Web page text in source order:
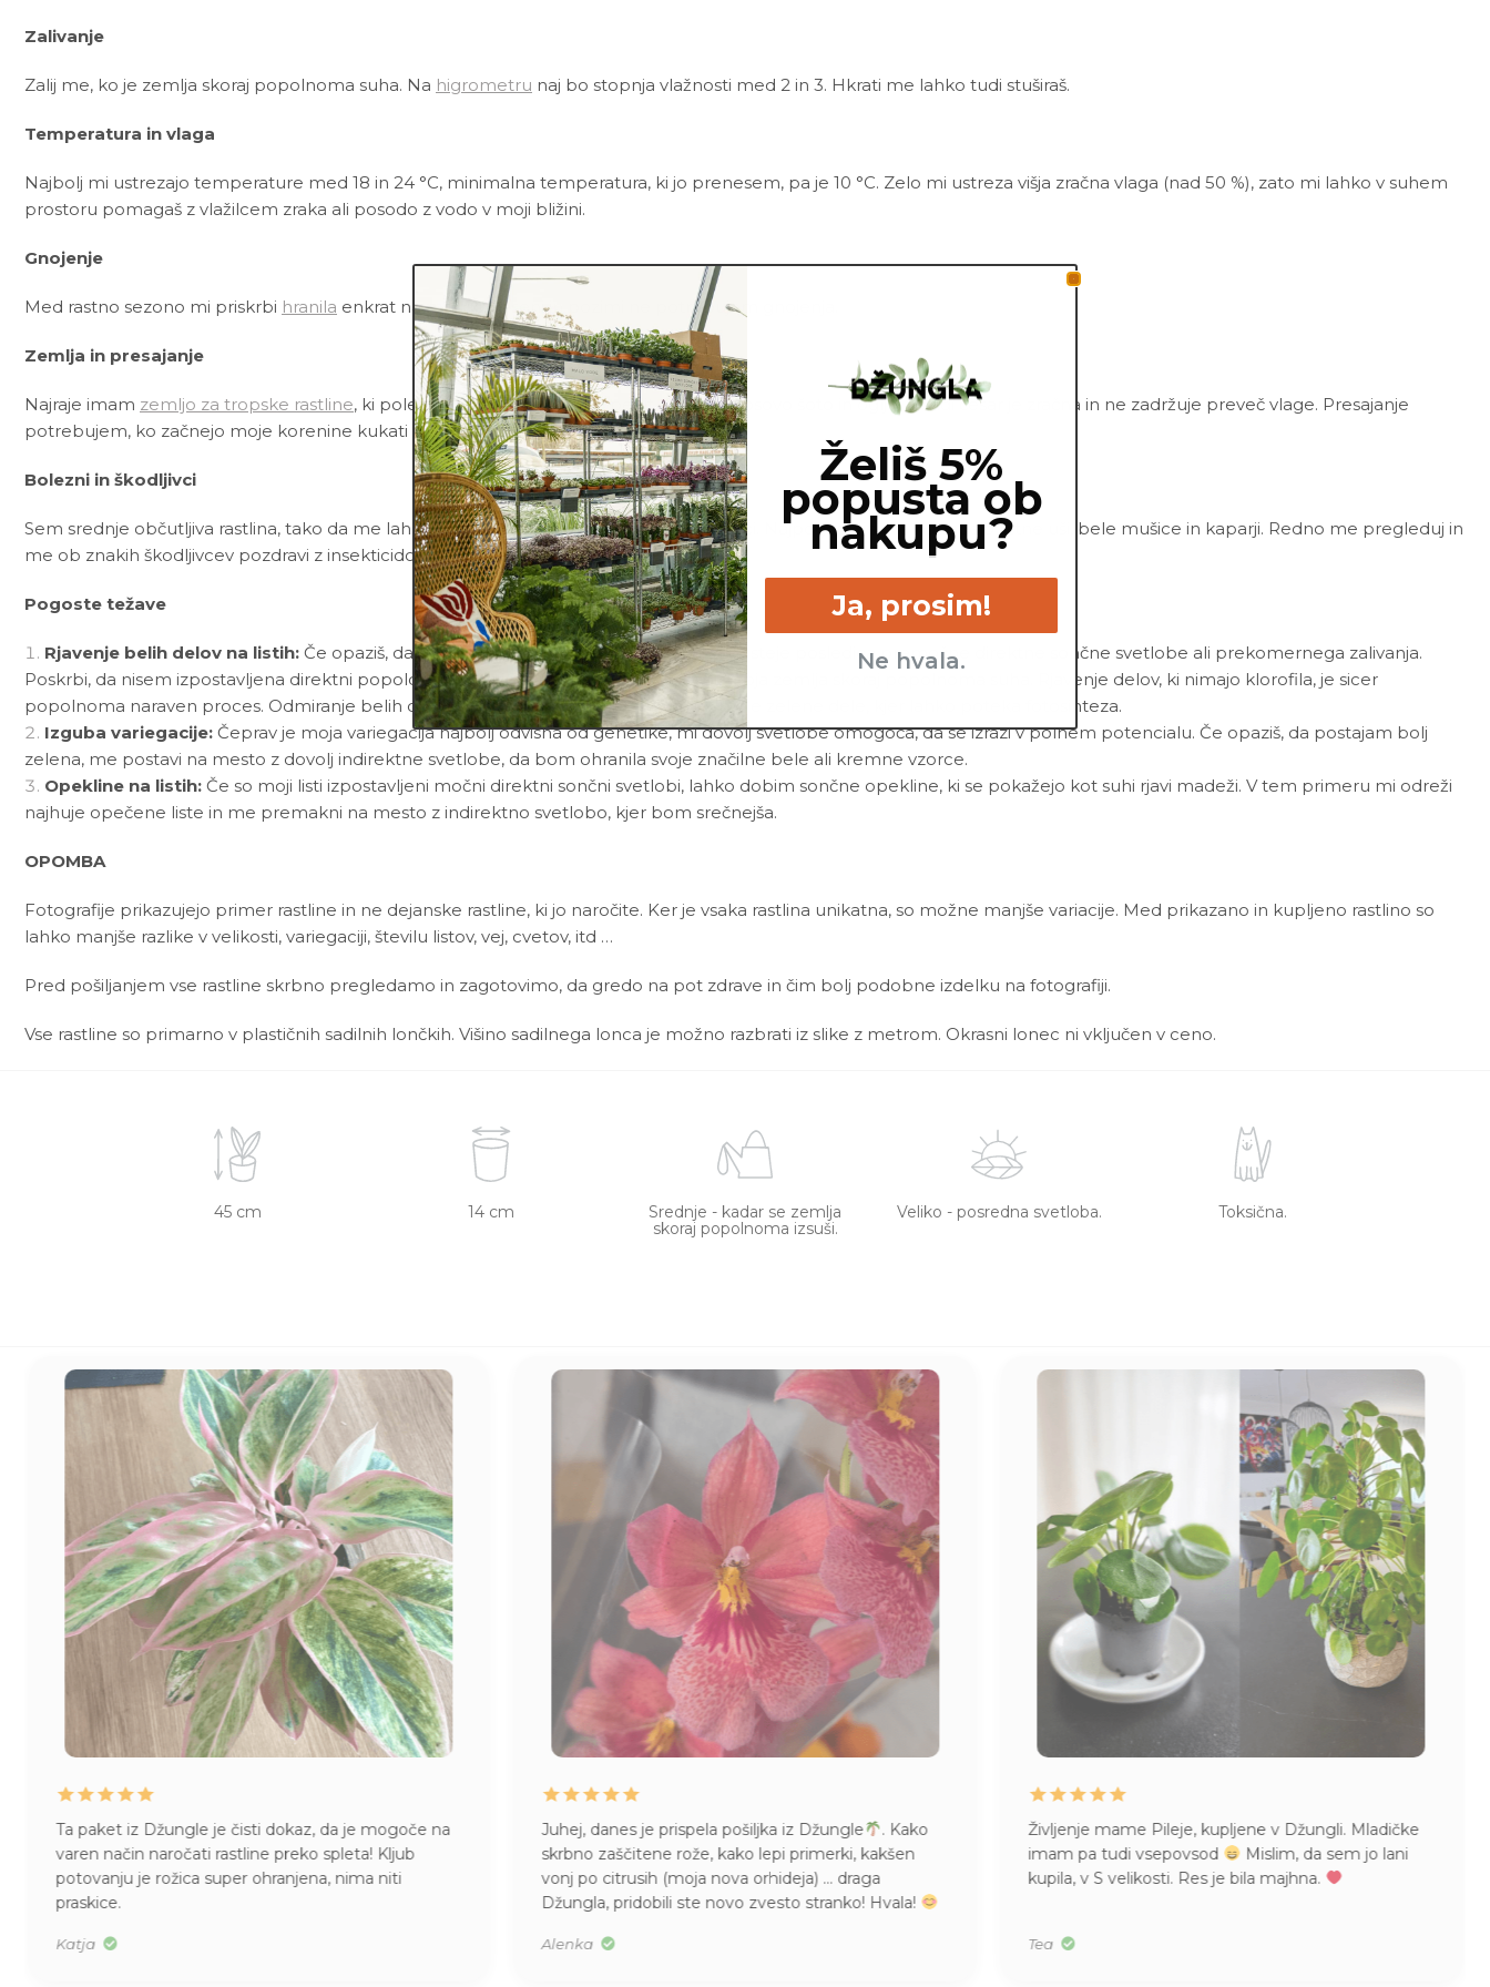
Zalivanje
Zalij me, ko je zemlja skoraj popolnoma suha. Na higrometru naj bo stopnja vlažnosti med 2 in 3. Hkrati me lahko tudi stuširaš.
Temperatura in vlaga
Najbolj mi ustrezajo temperature med 18 in 24 °C, minimalna temperatura, ki jo prenesem, pa je 10 °C. Zelo mi ustreza višja zračna vlaga (nad 50 %), zato mi lahko v suhem
prostoru pomagaš z vlažilcem zraka ali posodo z vodo v moji bližini.
Gnojenje
Med rastno sezono mi priskrbi hranila enkrat na mesec. Jeseni in pozimi ne potrebujem gnojenja.
Zemlja in presajanje
Najraje imam zemljo za tropske rastline, ki poleg črne šote vsebuje še perlit, lubje, kokosovo šoto in oglje, zaradi česar je zračna in ne zadržuje preveč vlage. Presajanje
potrebujem, ko začnejo moje korenine kukati skozi luknje na dnu lonca.
Bolezni in škodljivci
Sem srednje občutljiva rastlina, tako da me lahko občasno napadejo bolezni in škodljivci. Najpogosteje me napadejo listne uši, bele mušice in kaparji. Redno me pregleduj in
me ob znakih škodljivcev pozdravi z insekticidom ali mešanico neem tonikain vode.
Pogoste težave
Rjavenje belih delov na listih: Če opaziš, da beli deli mojih listov rjavijo, je to najpogosteje posledica premočne direktne sončne svetlobe ali prekomernega zalivanja.
Poskrbi, da nisem izpostavljena direktni popoldanski svetlobi, in me zalij takrat, ko je moja zemlja skoraj popolnoma suha. Rjavenje delov, ki nimajo klorofila, je sicer
popolnoma naraven proces. Odmiranje belih delov mi pomaga usmeriti energijo v moje zelene dele, kjer lahko poteka fotosinteza.
Izguba variegacije: Čeprav je moja variegacija najbolj odvisna od genetike, mi dovolj svetlobe omogoča, da se izrazi v polnem potencialu. Če opaziš, da postajam bolj
zelena, me postavi na mesto z dovolj indirektne svetlobe, da bom ohranila svoje značilne bele ali kremne vzorce.
Opekline na listih: Če so moji listi izpostavljeni močni direktni sončni svetlobi, lahko dobim sončne opekline, ki se pokažejo kot suhi rjavi madeži. V tem primeru mi odreži
najhuje opečene liste in me premakni na mesto z indirektno svetlobo, kjer bom srečnejša.
OPOMBA
Fotografije prikazujejo primer rastline in ne dejanske rastline, ki jo naročite. Ker je vsaka rastlina unikatna, so možne manjše variacije. Med prikazano in kupljeno rastlino so
lahko manjše razlike v velikosti, variegaciji, številu listov, vej, cvetov, itd …
Pred pošiljanjem vse rastline skrbno pregledamo in zagotovimo, da gredo na pot zdrave in čim bolj podobne izdelku na fotografiji.
Vse rastline so primarno v plastičnih sadilnih lončkih. Višino sadilnega lonca je možno razbrati iz slike z metrom. Okrasni lonec ni vključen v ceno.
45 cm 14 cm
Srednje - kadar se zemlja
skoraj popolnoma izsuši.
Veliko - posredna svetloba. Toksična.
Ta paket iz Džungle je čisti dokaz, da je mogoče na
varen način naročati rastline preko spleta! Kljub
potovanju je rožica super ohranjena, nima niti
praskice.
Katja
Juhej, danes je prispela pošiljka iz Džungle
. Kako
skrbno zaščitene rože, kako lepi primerki, kakšen
vonj po citrusih (moja nova orhideja) … draga
Džungla, pridobili ste novo zvesto stranko! Hvala!
Alenka
Življenje mame Pileje, kupljene v Džungli. Mladičke
imam pa tudi vsepovsod
Mislim, da sem jo lani
kupila, v S velikosti. Res je bila majhna.
Tea
Želiš 5%
popusta ob
nakupu?
Ja, prosim!
Ne hvala.